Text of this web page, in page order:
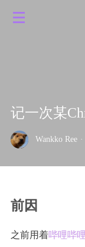
记一次某
Wankko Ree ·
前因
之前用着哔哩哔